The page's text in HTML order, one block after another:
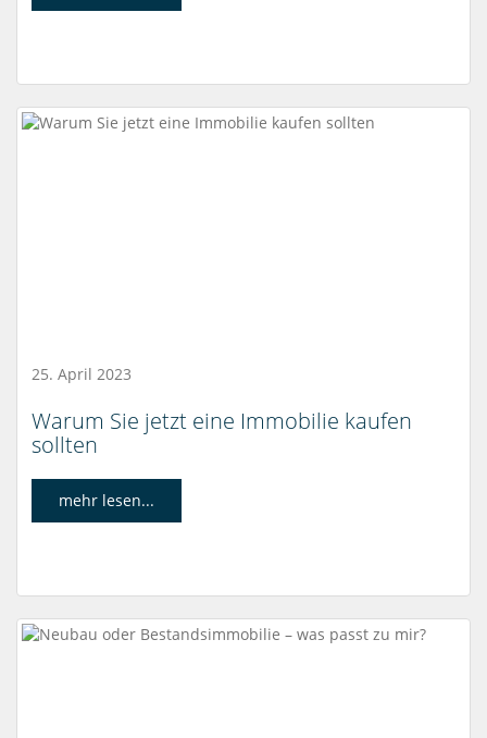
25. April 2023
Warum Sie jetzt eine Immobilie kaufen
sollten
mehr lesen...